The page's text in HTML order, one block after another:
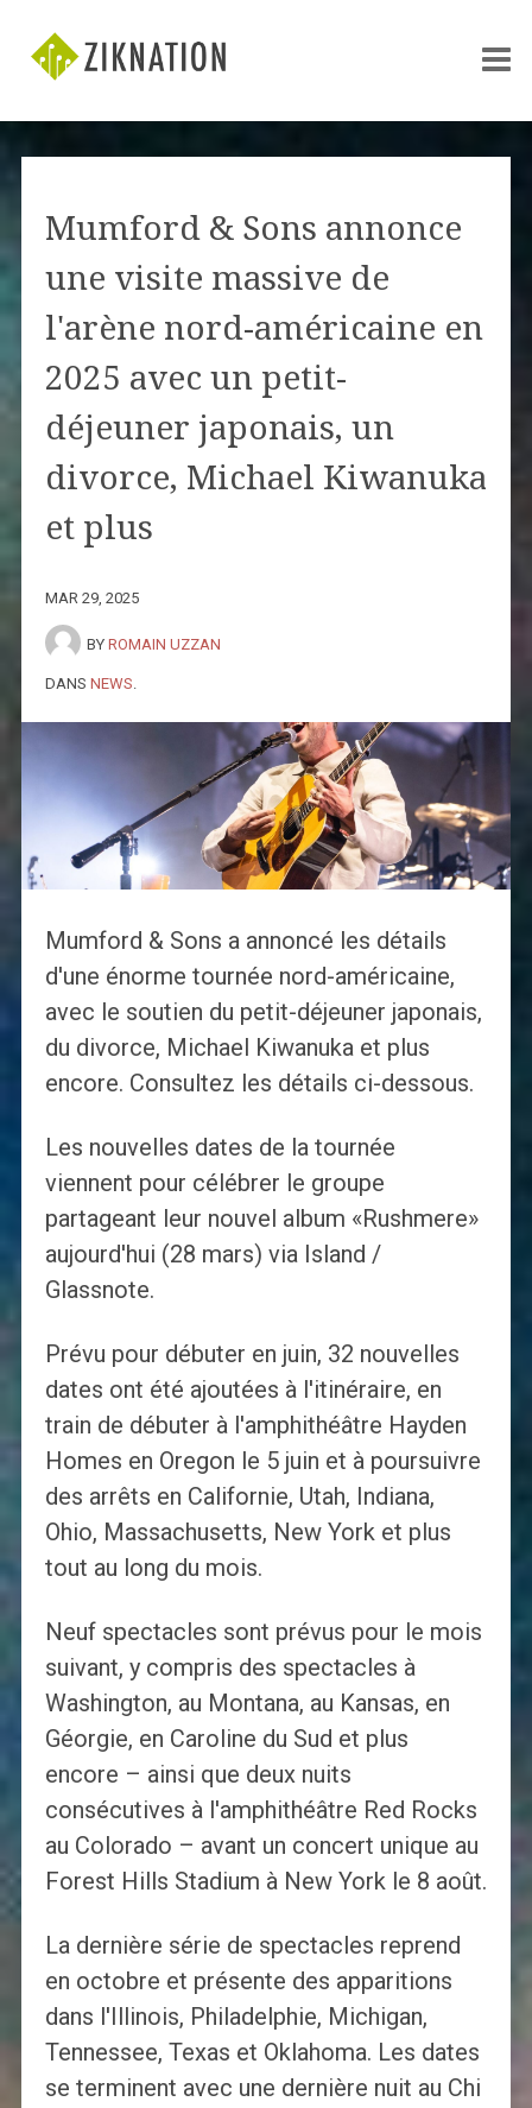
Mumford & Sons annonce
une visite massive de
l'arène nord-américaine en
2025 avec un petit-
déjeuner japonais, un
divorce, Michael Kiwanuka
et plus
MAR 29, 2025
BY ROMAIN UZZAN
DANS NEWS
Mumford & Sons a annoncé les détails
d'une énorme tournée nord-américaine,
avec le soutien du petit-déjeuner japonais,
du divorce, Michael Kiwanuka et plus
encore. Consultez les détails ci-dessous.
Les nouvelles dates de la tournée
viennent pour célébrer le groupe
partageant leur nouvel album «Rushmere»
aujourd'hui (28 mars) via Island /
Glassnote.
Prévu pour débuter en juin, 32 nouvelles
dates ont été ajoutées à l'itinéraire, en
train de débuter à l'amphithéâtre Hayden
Homes en Oregon le 5 juin et à poursuivre
des arrêts en Californie, Utah, Indiana,
Ohio, Massachusetts, New York et plus
tout au long du mois.
Neuf spectacles sont prévus pour le mois
suivant, y compris des spectacles à
Washington, au Montana, au Kansas, en
Géorgie, en Caroline du Sud et plus
encore – ainsi que deux nuits
consécutives à l'amphithéâtre Red Rocks
au Colorado – avant un concert unique au
Forest Hills Stadium à New York le 8 août.
La dernière série de spectacles reprend
en octobre et présente des apparitions
dans l'Illinois, Philadelphie, Michigan,
Tennessee, Texas et Oklahoma. Les dates
se terminent avec une dernière nuit au Chi